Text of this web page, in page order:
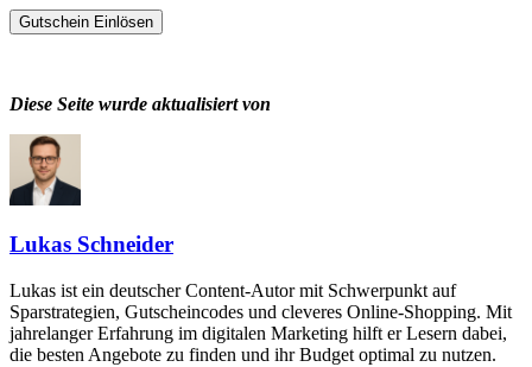
Gutschein Einlösen
Diese Seite wurde aktualisiert von
Lukas Schneider
Lukas ist ein deutscher Content-Autor mit Schwerpunkt auf
Sparstrategien, Gutscheincodes und cleveres Online-Shopping. Mit
jahrelanger Erfahrung im digitalen Marketing hilft er Lesern dabei,
die besten Angebote zu finden und ihr Budget optimal zu nutzen.